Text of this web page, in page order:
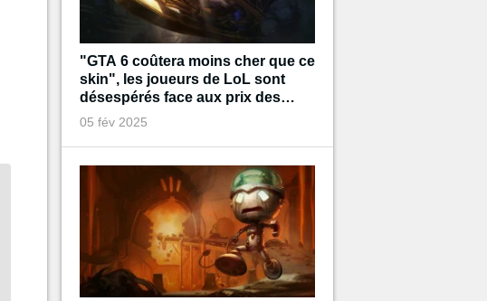
"GTA 6 coûtera moins cher que ce
skin", les joueurs de LoL sont
désespérés face aux prix des
prochains cosmétiques
05 fév 2025